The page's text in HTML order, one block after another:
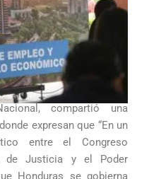
compartió una
expresan que “En un
entre el Congreso
de Justicia y el Poder
Honduras se gobierna